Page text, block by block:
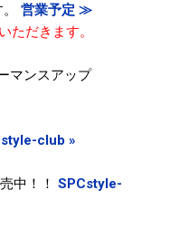
営業予定 ≫
ただきます。
マンスアップ
club »
中！！ SPCstyle-